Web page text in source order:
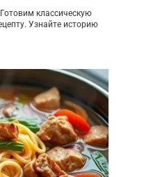
классическую
Узнайте историю